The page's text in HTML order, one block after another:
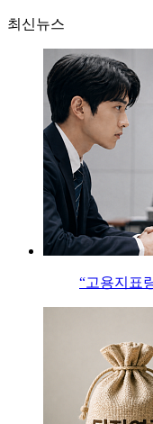
최신뉴스
“고용지표